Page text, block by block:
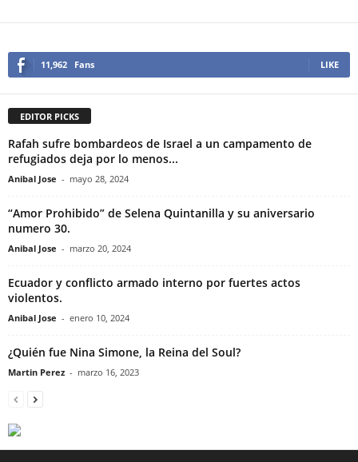
11,962 Fans LIKE
EDITOR PICKS
Rafah sufre bombardeos de Israel a un campamento de
refugiados deja por lo menos...
Anibal Jose - mayo 28, 2024
“Amor Prohibido” de Selena Quintanilla y su aniversario
numero 30.
Anibal Jose - marzo 20, 2024
Ecuador y conflicto armado interno por fuertes actos
violentos.
Anibal Jose - enero 10, 2024
¿Quién fue Nina Simone, la Reina del Soul?
Martin Perez - marzo 16, 2023